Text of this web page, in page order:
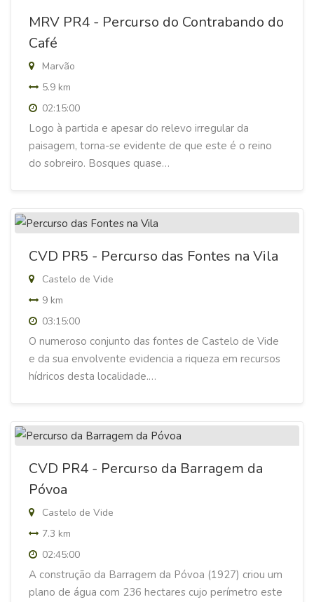
MRV PR4 - Percurso do Contrabando do
Café
Marvão
5.9 km
02:15:00
Logo à partida e apesar do relevo irregular da
paisagem, torna-se evidente de que este é o reino
do sobreiro. Bosques quase…
CVD PR5 - Percurso das Fontes na Vila
Castelo de Vide
9 km
03:15:00
O numeroso conjunto das fontes de Castelo de Vide
e da sua envolvente evidencia a riqueza em recursos
hídricos desta localidade.…
CVD PR4 - Percurso da Barragem da
Póvoa
Castelo de Vide
7.3 km
02:45:00
A construção da Barragem da Póvoa (1927) criou um
plano de água com 236 hectares cujo perímetro este